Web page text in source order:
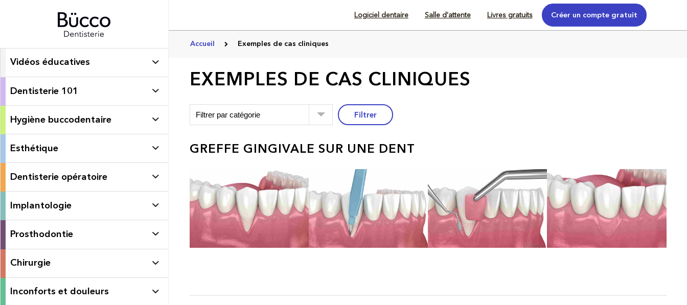
Logiciel dentaire Salle d'attente Livres gratuits Créer un compte gratuit
Vidéos éducatives
Dentisterie 101
Hygiène buccodentaire
Esthétique
Dentisterie opératoire
Implantologie
Prosthodontie
Chirurgie
Inconforts et douleurs
Accueil Exemples de cas cliniques
EXEMPLES DE CAS CLINIQUES
Filtrer
GREFFE GINGIVALE SUR UNE DENT